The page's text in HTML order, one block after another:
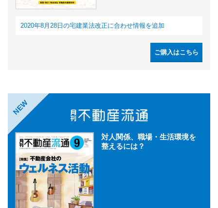
2020年8月28日の宅建業法改正に合わせ情報を追加
ご購入はこちら
NEW
対人関係、職場・生活環境を
整えるには？